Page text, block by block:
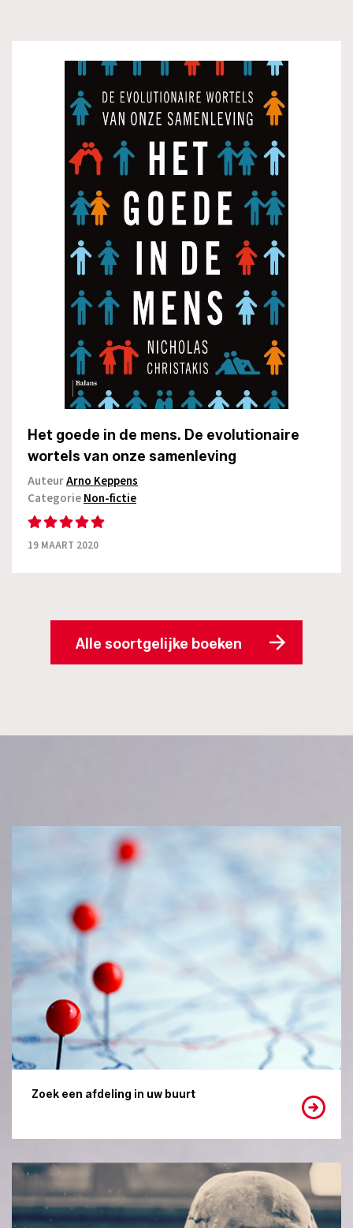
Het goede in de mens. De evolutionaire
wortels van onze samenleving
AuteurArno Keppens
CategorieNon-fictie
19 MAART 2020
Alle soortgelijke boeken
Zoek een afdeling in uw buurt